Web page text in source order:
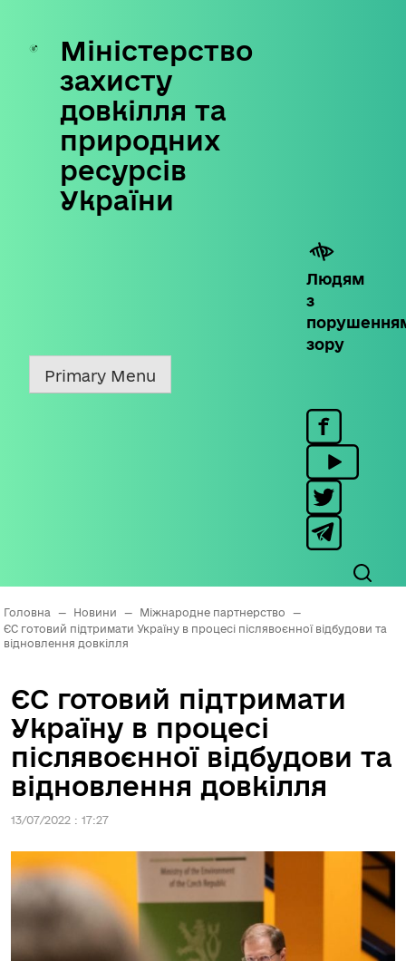
Skip
content
Міністерство
захисту
довкілля та
природних
ресурсів
України
Людям
з
зору
Primary Menu
Головна — Новини — Міжнародне партнерство
—
ЄС готовий підтримати Україну в процесі післявоєнної відбудови та
відновлення довкілля
ЄС готовий підтримати
Україну в процесі
післявоєнної відбудови та
відновлення довкілля
13/07/2022 : 17:27